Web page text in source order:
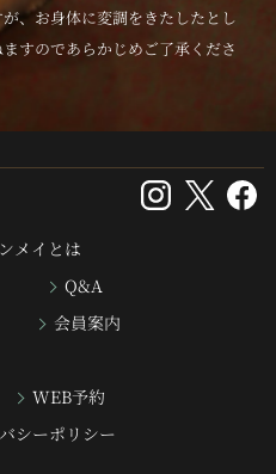
、お身体に変調をきたしたとし
すのであらかじめご了承くださ
メイとは
Q&A
会員案内
WEB予約
シーポリシー